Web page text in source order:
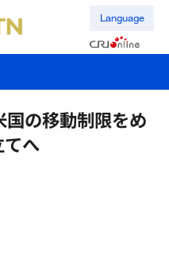
Language
の移動制限をめ
てへ